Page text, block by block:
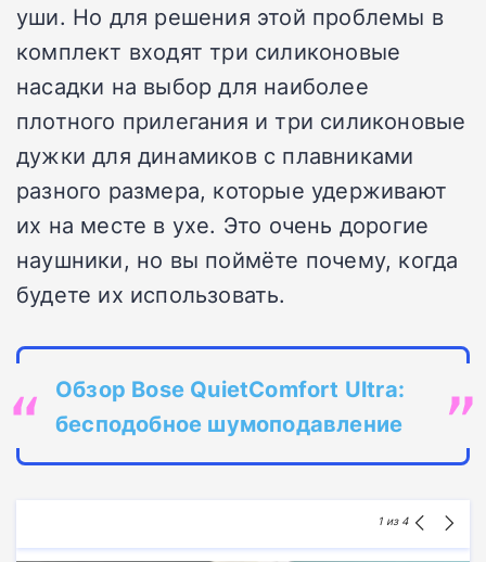
уши. Но для решения этой проблемы в
комплект входят три силиконовые
насадки на выбор для наиболее
плотного прилегания и три силиконовые
дужки для динамиков с плавниками
разного размера, которые удерживают
их на месте в ухе. Это очень дорогие
наушники, но вы поймёте почему, когда
будете их использовать.
Обзор Bose QuietComfort Ultra:
бесподобное шумоподавление
1 из 4